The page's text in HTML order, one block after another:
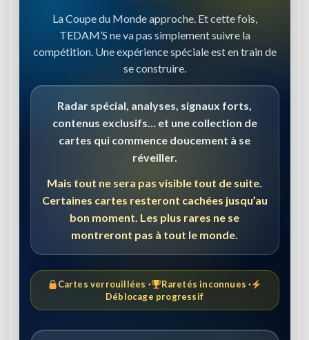
La Coupe du Monde approche. Et cette fois,
TEDAM’S ne va pas simplement suivre la
compétition. Une expérience spéciale est en train de
se construire.
Radar spécial, analyses, signaux forts,
contenus exclusifs… et une collection de
cartes qui commence doucement à se
réveiller.
Mais tout ne sera pas visible tout de suite.
Certaines cartes resteront cachées jusqu’au
bon moment. Les plus rares ne se
montreront pas à tout le monde.
Cartes verrouillées ·
Raretés inconnues ·
Déblocage progressif